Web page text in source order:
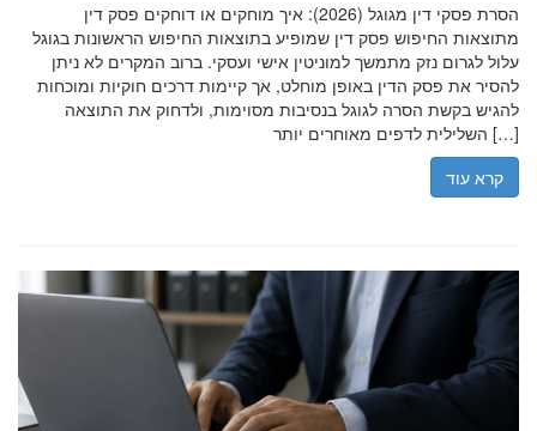
הסרת פסקי דין מגוגל (2026): איך מוחקים או דוחקים פסק דין
מתוצאות החיפוש פסק דין שמופיע בתוצאות החיפוש הראשונות בגוגל
עלול לגרום נזק מתמשך למוניטין אישי ועסקי. ברוב המקרים לא ניתן
להסיר את פסק הדין באופן מוחלט, אך קיימות דרכים חוקיות ומוכחות
להגיש בקשת הסרה לגוגל בנסיבות מסוימות, ולדחוק את התוצאה
השלילית לדפים מאוחרים יותר […]
קרא עוד